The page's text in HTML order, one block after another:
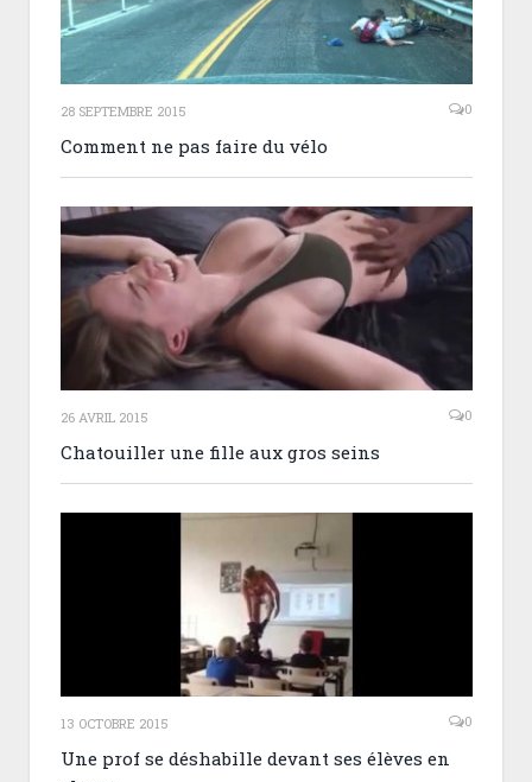
28 SEPTEMBRE 2015 0
Comment ne pas faire du vélo
26 AVRIL 2015 0
Chatouiller une fille aux gros seins
13 OCTOBRE 2015 0
Une prof se déshabille devant ses élèves en